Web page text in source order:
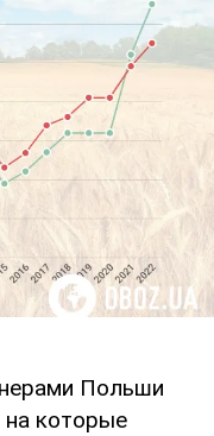
Польши
на которые